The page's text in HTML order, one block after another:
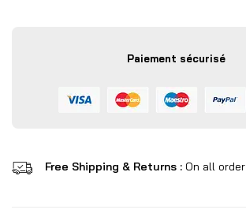
Paiement sécurisé
Free Shipping & Returns : On all order